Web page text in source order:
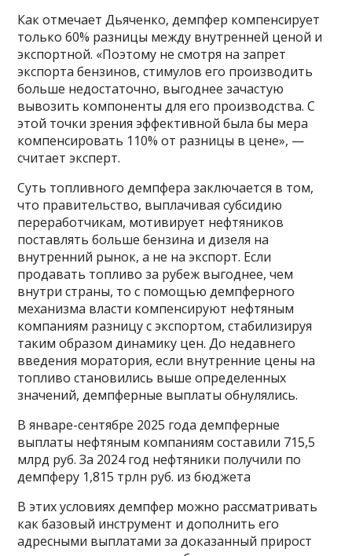
Как отмечает Дьяченко, демпфер компенсирует
только 60% разницы между внутренней ценой и
экспортной. «Поэтому не смотря на запрет
экспорта бензинов, стимулов его производить
больше недостаточно, выгоднее зачастую
вывозить компоненты для его производства. С
этой точки зрения эффективной была бы мера
компенсировать 110% от разницы в цене», —
считает эксперт.
Суть топливного демпфера заключается в том,
что правительство, выплачивая субсидию
переработчикам, мотивирует нефтяников
поставлять больше бензина и дизеля на
внутренний рынок, а не на экспорт. Если
продавать топливо за рубеж выгоднее, чем
внутри страны, то с помощью демпферного
механизма власти компенсируют нефтяным
компаниям разницу с экспортом, стабилизируя
таким образом динамику цен. До недавнего
введения моратория, если внутренние цены на
топливо становились выше определенных
значений, демпферные выплаты обнулялись.
В январе-сентябре 2025 года демпферные
выплаты нефтяным компаниям составили 715,5
млрд руб. За 2024 год нефтяники получили по
демпферу 1,815 трлн руб. из бюджета
В этих условиях демпфер можно рассматривать
как базовый инструмент и дополнить его
адресными выплатами за доказанный прирост